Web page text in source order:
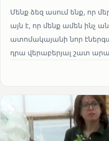
Մենք ձեզ ասում ենք, որ
այն է, որ մենք ամեն ինչ
ատոմակայանի նոր
դրա վերաբերյալ շատ